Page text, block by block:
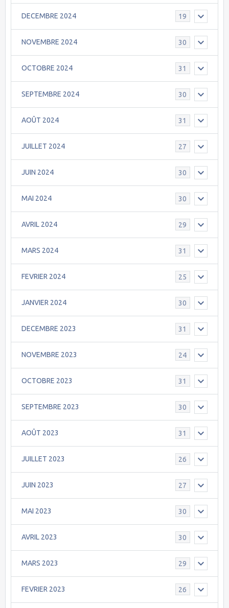
DECEMBRE 2024 19
NOVEMBRE 2024 30
OCTOBRE 2024 31
SEPTEMBRE 2024 30
AOÛT 2024 31
JUILLET 2024 27
JUIN 2024 30
MAI 2024 30
AVRIL 2024 29
MARS 2024 31
FEVRIER 2024 25
JANVIER 2024 30
DECEMBRE 2023 31
NOVEMBRE 2023 24
OCTOBRE 2023 31
SEPTEMBRE 2023 30
AOÛT 2023 31
JUILLET 2023 26
JUIN 2023 27
MAI 2023 30
AVRIL 2023 30
MARS 2023 29
FEVRIER 2023 26